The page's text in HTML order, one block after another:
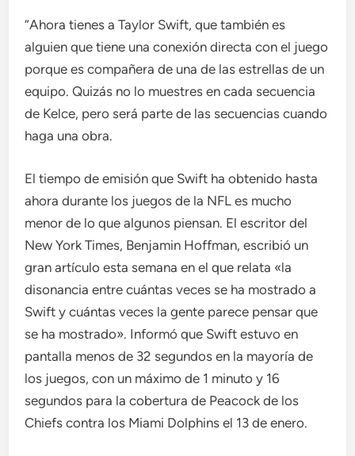
“Ahora tienes a Taylor Swift, que también es
alguien que tiene una conexión directa con el juego
porque es compañera de una de las estrellas de un
equipo. Quizás no lo muestres en cada secuencia
de Kelce, pero será parte de las secuencias cuando
haga una obra.
El tiempo de emisión que Swift ha obtenido hasta
ahora durante los juegos de la NFL es mucho
menor de lo que algunos piensan. El escritor del
New York Times, Benjamin Hoffman, escribió un
gran artículo esta semana en el que relata «la
disonancia entre cuántas veces se ha mostrado a
Swift y cuántas veces la gente parece pensar que
se ha mostrado». Informó que Swift estuvo en
pantalla menos de 32 segundos en la mayoría de
los juegos, con un máximo de 1 minuto y 16
segundos para la cobertura de Peacock de los
Chiefs contra los Miami Dolphins el 13 de enero.